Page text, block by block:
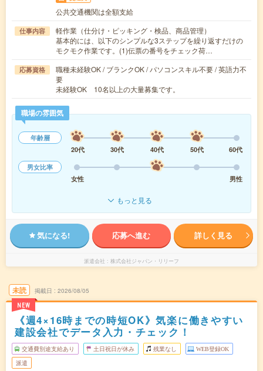
公共交通機関は全額支給
仕事内容
軽作業（仕分け・ピッキング・検品、商品管理）
基本的には、以下のシンプルな3ステップを繰り返すだけの
モクモク作業です。(1)伝票の番号をチェック荷…
応募資格
職種未経験OK / ブランクOK / パソコンスキル不要 / 英語力不
要
未経験OK 10名以上の大量募集です。
職場の雰囲気
年齢層
20代
30代 40代 50代
60代
男女比率
女性
男性
もっと見る
気になる! 応募へ進む 詳しく見る
派遣会社 株式会社ジャパン・リリーフ
未読
NEW
掲載日 2026/08/05
《週4×16時までの時短OK》気楽に働きやすい
建設会社でデータ入力・チェック！
交通費別途支給あり 土日祝日が休み 残業なし WEB登録OK
派遣